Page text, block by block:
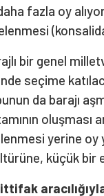
fazla oy
bir genel
seçime
da barajı
oluşması
yerine oy
küçük bir
ittifak